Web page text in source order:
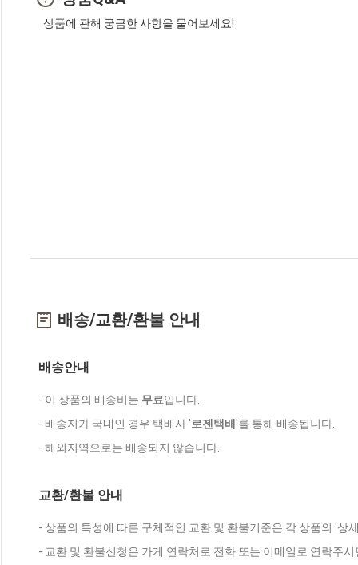
상품에 관해 궁금한 사항을 물어보세요!
배송/교환/환불 안내
배송안내
- 이 상품의 배송비는 무료입니다.
- 배송지가 국내인 경우 택배사 '로젠택배'를 통해 배송됩니다.
- 해외지역으로는 배송되지 않습니다.
교환/환불 안내
- 상품의 특성에 따른 구체적인 교환 및 환불기준은 각 상품의 '상
- 교환 및 환불신청은 가게 연락처로 전화 또는 이메일로 연락주